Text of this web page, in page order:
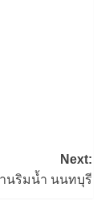
Next:
นริมน้ำ นนทบุรี